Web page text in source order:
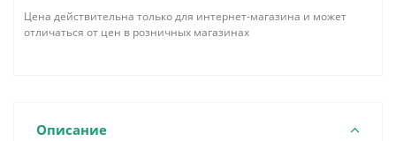
Цена действительна только для интернет-магазина и может
отличаться от цен в розничных магазинах
Описание